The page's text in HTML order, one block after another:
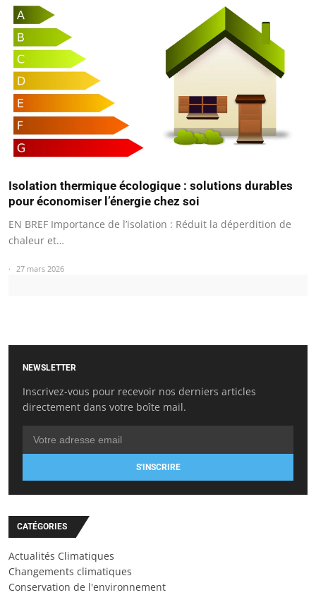
Isolation thermique écologique : solutions durables
pour économiser l’énergie chez soi
EN BREF Importance de l’isolation : Réduit la déperdition de
chaleur et…
27 mars 2026
NEWSLETTER
Inscrivez-vous pour recevoir nos derniers articles
directement dans votre boîte mail.
S'INSCRIRE
CATÉGORIES
Actualités Climatiques
Changements climatiques
Conservation de l'environnement